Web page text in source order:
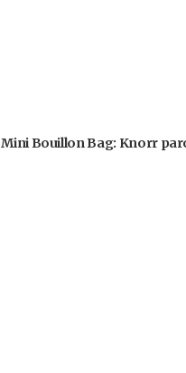
Mini Bouillon Bag: Knorr